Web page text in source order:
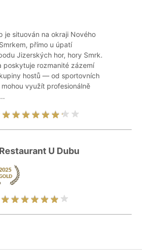
je situován na okraji Nového
přímo u úpatí
Jizerských hor, hory Smrk.
poskytuje rozmanité zázemí
hostů — od sportovních
využít profesionálně
U Dubu